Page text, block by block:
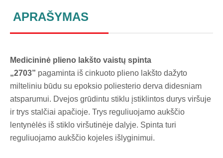
APRAŠYMAS
Medicininė plieno lakšto vaistų spinta
„2703” pagaminta iš cinkuoto plieno lakšto dažyto
milteliniu būdu su epoksio poliesterio derva didesniam
atsparumui. Dvejos grūdintu stiklu įstiklintos durys viršuje
ir trys stalčiai apačioje. Trys reguliuojamo aukščio
lentynėlės iš stiklo viršutinėje dalyje. Spinta turi
reguliuojamo aukščio kojeles išlyginimui.